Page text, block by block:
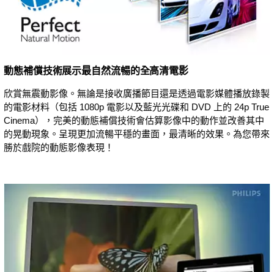
動態補償技術展示最自然流暢的全高清電影
欣賞無震動影像。無論是接收廣播節目還是透過電影媒體播放錄製
的電影材料（包括 1080p 電影以及藍光光碟和 DVD 上的 24p True
Cinema），完美的動態補償技術會估算影像中的動作並改善其中
的晃動現象。呈現更加流暢平穩的畫面，最清晰的效果。為您帶來
勝於戲院的動態影像表現！